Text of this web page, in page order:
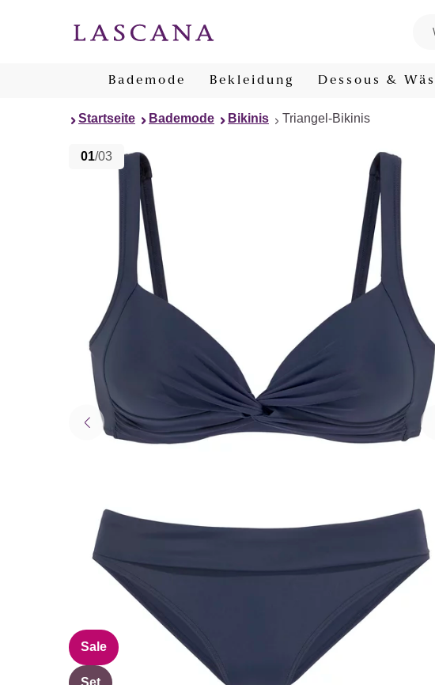
Bademode Bekleidung Dessous &
Startseite Bademode Bikinis Triangel-Bikinis
01/03
Sale
Set